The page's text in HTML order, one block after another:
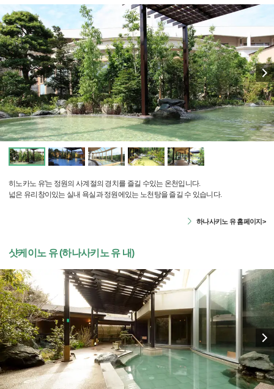
히노카노 유'는 정원의 사계절의 경치를 즐길 수있는 온천입니다.
넓은 유리창이있는 실내 욕실과 정원에있는 노천탕을 즐길 수 있습니다.
하나사키노 유 홈페이지>
샷케이노 유 (하나사키노 유 내)